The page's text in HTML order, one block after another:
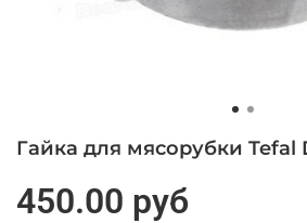
Гайка для мясорубки Tefal
450.00 руб